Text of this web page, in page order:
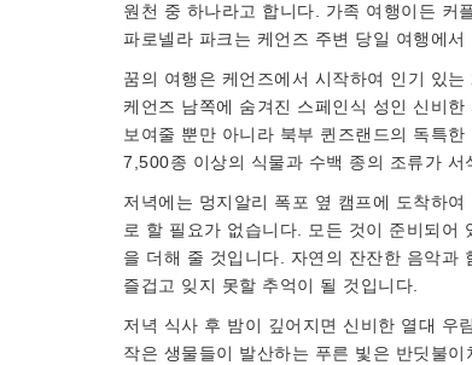
원천 중 하나라고 합니다. 가족 여행이든 커
파로넬라 파크는 케언즈 주변 당일 여행에
꿈의 여행은 케언즈에서 시작하여 인기 있
케언즈 남쪽에 숨겨진 스페인식 성인 신비
보여줄 뿐만 아니라 북부 퀸즈랜드의 독특
7,500종 이상의 식물과 수백 종의 조류가 서
저녁에는 멍지알리 폭포 옆 캠프에 도착하
로 할 필요가 없습니다. 모든 것이 준비되어
을 더해 줄 것입니다. 자연의 잔잔한 음악과
즐겁고 잊지 못할 추억이 될 것입니다.
저녁 식사 후 밤이 깊어지면 신비한 열대 우
작은 생물들이 발산하는 푸른 빛은 반딧불